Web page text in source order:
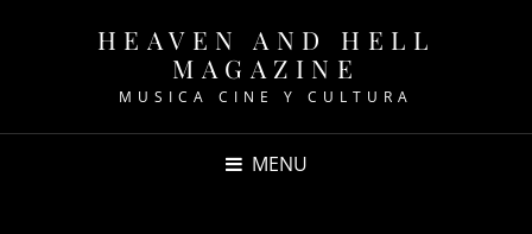
HEAVEN AND HELL
MAGAZINE
MUSICA CINE Y CULTURA
MENU